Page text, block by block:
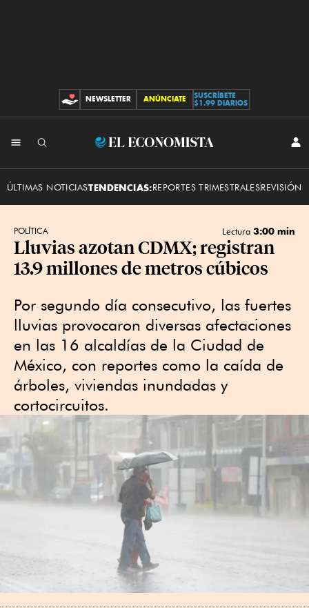
CONTRIBUCIONES
NEWSLETTER ANÚNCIATE
SUSCRÍBETE
$1.99 DIARIOS
El
ÚLTIMAS NOTICIASTENDENCIAS:REPORTES TRIMESTRALESREVISIÓN
POLÍTICA Lectura 3:00 min
Lluvias azotan CDMX; registran
13.9 millones de metros cúbicos
Por segundo día consecutivo, las fuertes
lluvias provocaron diversas afectaciones
en las 16 alcaldías de la Ciudad de
México, con reportes como la caída de
árboles, viviendas inundadas y
cortocircuitos.